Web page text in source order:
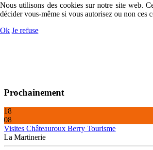
Prochainement
18
08
Visites Châteauroux Berry Tourisme
La Martinerie
Nous utilisons des cookies sur notre site web.
décider vous-même si vous autorisez ou non ces
Ok Je refuse